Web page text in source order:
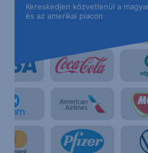
Kereskedjen közvetlenül a
és az amerikai piacon